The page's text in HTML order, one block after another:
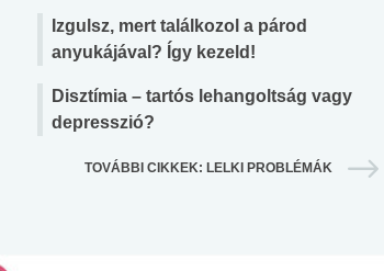
Izgulsz, mert találkozol a párod
anyukájával? Így kezeld!
Disztímia – tartós lehangoltság vagy
depresszió?
TOVÁBBI CIKKEK: LELKI PROBLÉMÁK